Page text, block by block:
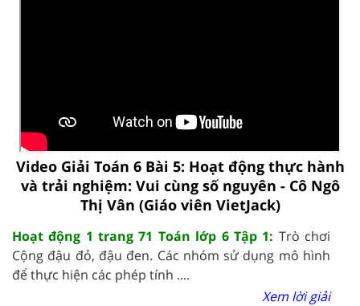
Video Giải Toán 6 Bài 5: Hoạt động thực hành
và trải nghiệm: Vui cùng số nguyên - Cô Ngô
Thị Vân (Giáo viên VietJack)
Hoạt động 1 trang 71 Toán lớp 6 Tập 1: Trò chơi
Cộng đậu đỏ, đậu đen. Các nhóm sử dụng mô hình
để thực hiện các phép tính ....
Xem lời giải